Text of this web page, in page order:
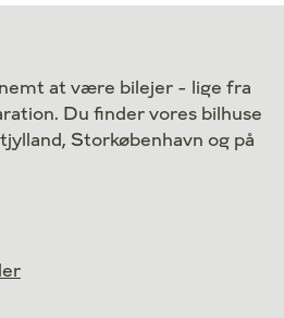
at være bilejer - lige fra
Du finder vores bilhuse
Storkøbenhavn og på